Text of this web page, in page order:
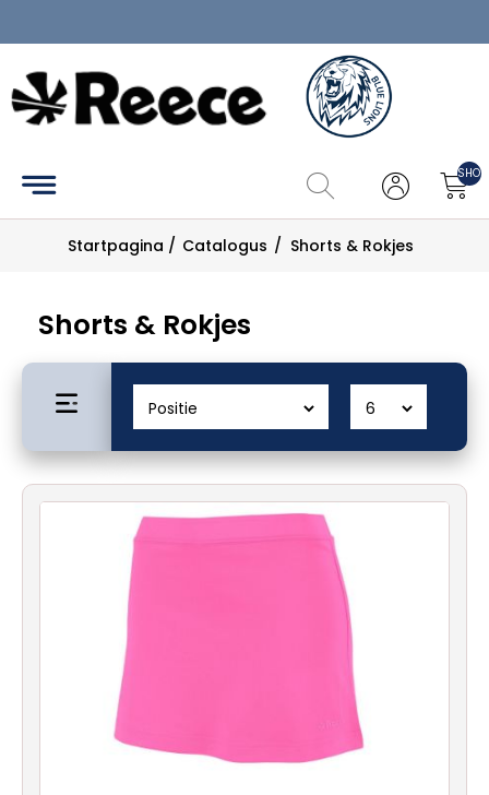
Home
Hockey
Tennis
Pickleball
Catalogus
Maattabel
Mijn
account
Startpagina / Catalogus / Shorts & Rokjes
Shorts & Rokjes